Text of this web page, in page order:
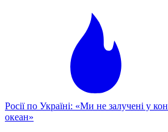
Росії по Україні: «Ми не залучені у
океан»